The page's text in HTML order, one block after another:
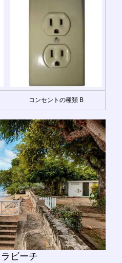
コンセントの種類 B
ビーチ